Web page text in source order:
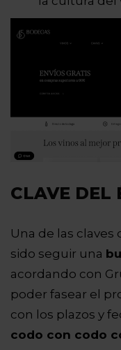
CLAVE DEL
Una de las
sido seguir una
acordando con
poder fasear el
con los plazos y
codo con codo